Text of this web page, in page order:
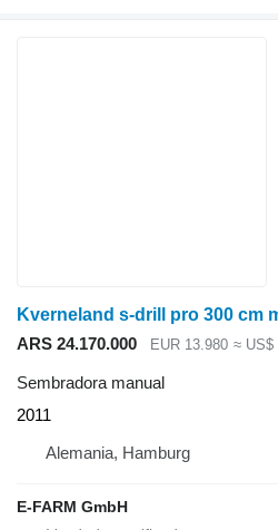
Kverneland s-drill pro 300 cm
ARS 24.170.000
EUR 13.980 ≈ US$
Sembradora manual
2011
Alemania, Hamburg
E-FARM GmbH